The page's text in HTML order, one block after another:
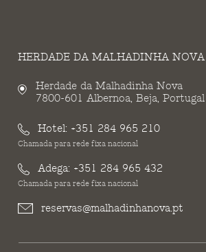
HERDADE DA MALHADINHA NOVA
Herdade da Malhadinha Nova
7800-601 Albernoa, Beja, Portugal
Hotel: +351 284 965 210
Chamada para rede fixa nacional
Adega: +351 284 965 432
Chamada para rede fixa nacional
reservas@malhadinhanova.pt